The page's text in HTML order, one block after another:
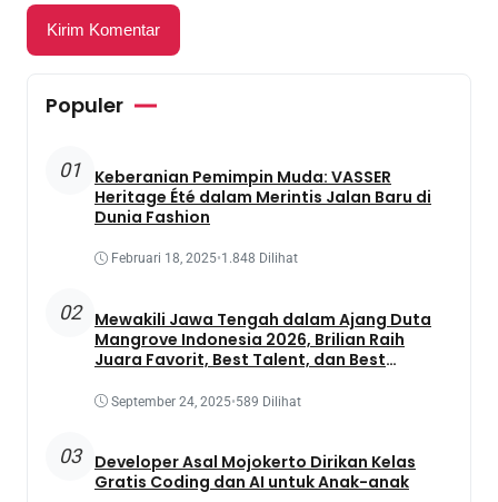
Populer
01
Keberanian Pemimpin Muda: VASSER
Heritage Été dalam Merintis Jalan Baru di
Dunia Fashion
Februari 18, 2025•1.848 Dilihat
02
Mewakili Jawa Tengah dalam Ajang Duta
Mangrove Indonesia 2026, Brilian Raih
Juara Favorit, Best Talent, dan Best
September 24, 2025•589 Dilihat
03
Developer Asal Mojokerto Dirikan Kelas
Gratis Coding dan AI untuk Anak-anak